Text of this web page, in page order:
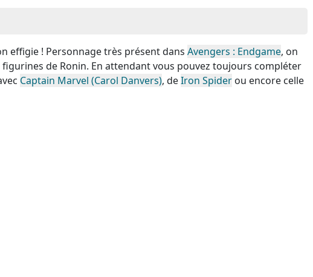
effigie ! Personnage très présent dans Avengers : Endgame, on
de Ronin. En attendant vous pouvez toujours compléter
Captain Marvel (Carol Danvers), deIron Spider ou encore celle